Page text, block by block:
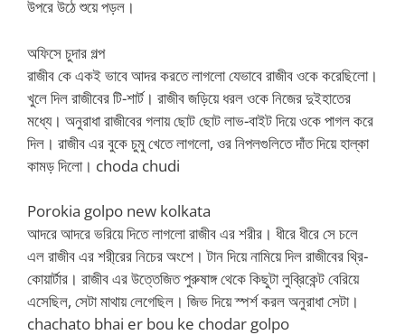
উপরে উঠে শুয়ে পড়ল।
অফিসে চুদার গল্প
রাজীব কে একই ভাবে আদর করতে লাগলো যেভাবে রাজীব ওকে করেছিলো।
খুলে দিল রাজীবের টি-শার্ট। রাজীব জড়িয়ে ধরল ওকে নিজের দুইহাতের
মধ্যে। অনুরাধা রাজীবের গলায় ছোট ছোট লাভ-বাইট দিয়ে ওকে পাগল করে
দিল। রাজীব এর বুকে চুমু খেতে লাগলো, ওর নিপলগুলিতে দাঁত দিয়ে হাল্কা
কামড় দিলো। choda chudi
Porokia golpo new kolkata
আদরে আদরে ভরিয়ে দিতে লাগলো রাজীব এর শরীর। ধীরে ধীরে সে চলে
এল রাজীব এর শরী্রের নিচের অংশে। টান দিয়ে নামিয়ে দিল রাজীবের থ্রি-
কোয়ার্টার। রাজীব এর উত্তেজিত পুরুষাঙ্গ থেকে কিছুটা লুব্রিকেন্ট বেরিয়ে
এসেছিল, সেটা মাথায় লেগেছিল। জিভ দিয়ে স্পর্শ করল অনুরাধা সেটা।
chachato bhai er bou ke chodar golpo